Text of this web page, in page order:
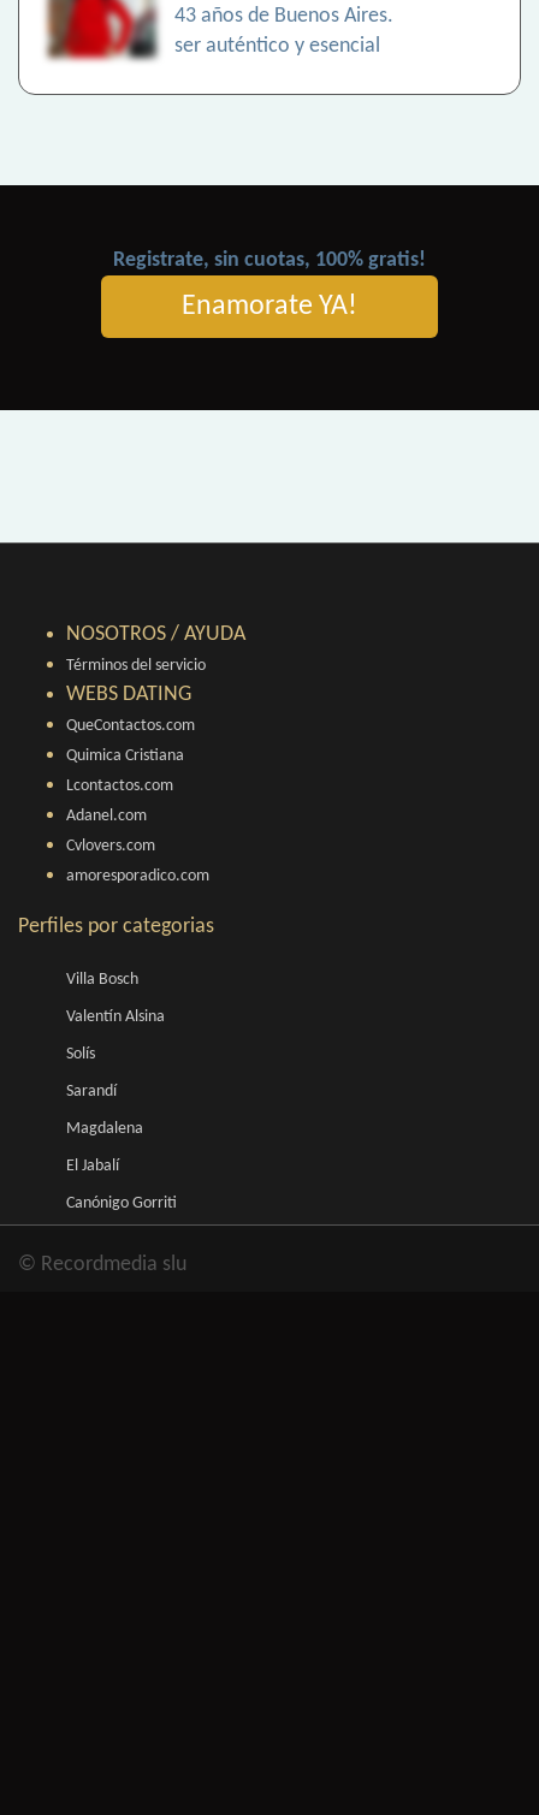
43 años de Buenos Aires.
ser auténtico y esencial
Registrate, sin cuotas, 100% gratis!
Enamorate YA!
NOSOTROS / AYUDA
Términos del servicio
WEBS DATING
QueContactos.com
Quimica Cristiana
Lcontactos.com
Adanel.com
Cvlovers.com
amoresporadico.com
Perfiles por categorias
Villa Bosch
Valentín Alsina
Solís
Sarandí
Magdalena
El Jabalí
Canónigo Gorriti
© Recordmedia slu